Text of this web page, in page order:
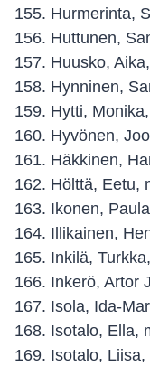
Hurmerinta,
Huttunen,
Huusko,
Hynninen,
Hytti,
Hyvönen,
Häkkinen,
Hölttä, Eetu,
Ikonen,
Illikainen,
Inkilä,
Inkerö, Artor
Isola, Ida-
Isotalo, Ella,
Isotalo,